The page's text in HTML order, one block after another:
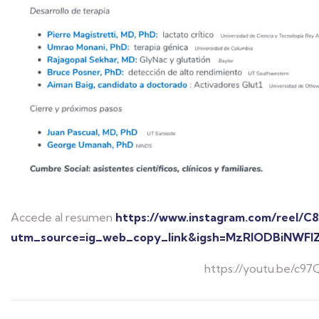
Accede al resumen https://www.instagram.com/reel/
https://youtu.be/